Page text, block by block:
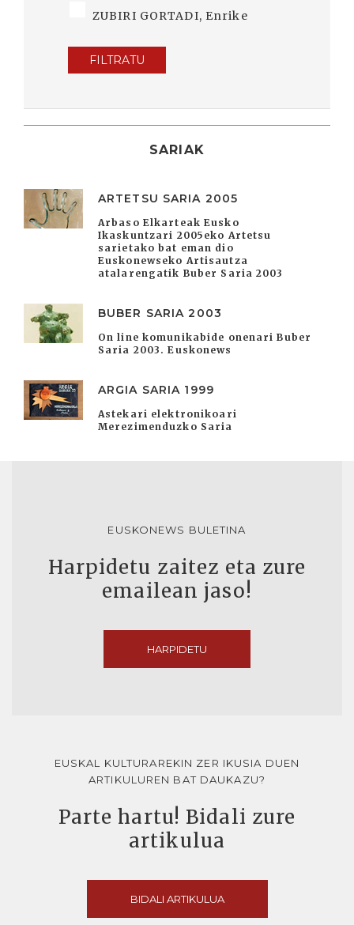
ZUBIRI GORTADI, Enrike
FILTRATU
SARIAK
ARTETSU SARIA 2005
Arbaso Elkarteak Eusko
Ikaskuntzari 2005eko Artetsu
sarietako bat eman dio
Euskonewseko Artisautza
atalarengatik Buber Saria 2003
BUBER SARIA 2003
On line komunikabide onenari Buber
Saria 2003. Euskonews
ARGIA SARIA 1999
Astekari elektronikoari
Merezimenduzko Saria
EUSKONEWS BULETINA
Harpidetu zaitez eta zure
emailean jaso!
HARPIDETU
EUSKAL KULTURAREKIN ZER IKUSIA DUEN
ARTIKULUREN BAT DAUKAZU?
Parte hartu! Bidali zure
artikulua
BIDALI ARTIKULUA